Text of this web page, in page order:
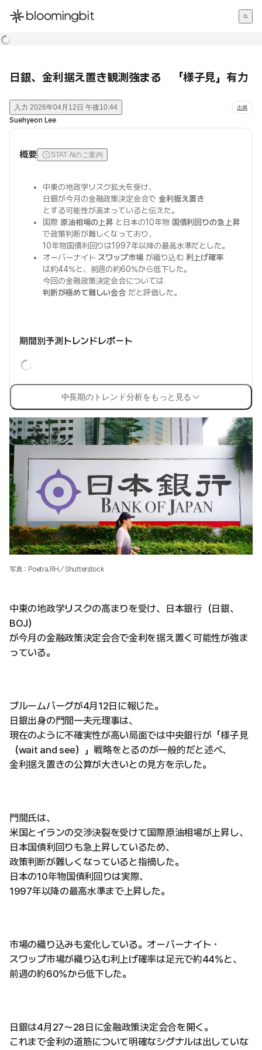
한국어
日銀、金利据え置き観測強まる 「様子見」有力
入力 2026年04月12日 午後10:44 出典
Suehyeon Lee
概要 STAT AIのご案内
中東の地政学リスク拡大を受け、
日銀が今月の金融政策決定会合で 金利据え置き
とする可能性が高まっていると伝えた。
国際 原油相場の上昇 と日本の10年物 国債利回りの急上昇
で政策判断が難しくなっており、
10年物国債利回りは1997年以降の最高水準だとした。
オーバーナイト スワップ市場 が織り込む 利上げ確率
は約44%と、前週の約60%から低下した。
今回の金融政策決定会合については
判断が極めて難しい会合 だと評価した。
期間別予測トレンドレポート
中長期のトレンド分析をもっと見る
写真：Poetra.RH／Shutterstock
中東の地政学リスクの高まりを受け、日本銀行（日銀、
BOJ）
が今月の金融政策決定会合で金利を据え置く可能性が強ま
っている。
ブルームバーグが4月12日に報じた。
日銀出身の門間一夫元理事は、
現在のように不確実性が高い局面では中央銀行が「様子見
（wait and see）」戦略をとるのが一般的だと述べ、
金利据え置きの公算が大きいとの見方を示した。
門間氏は、
米国とイランの交渉決裂を受けて国際原油相場が上昇し、
日本国債利回りも急上昇しているため、
政策判断が難しくなっていると指摘した。
日本の10年物国債利回りは実際、
1997年以降の最高水準まで上昇した。
市場の織り込みも変化している。オーバーナイト・
スワップ市場が織り込む利上げ確率は足元で約44%と、
前週の約60%から低下した。
日銀は4月27〜28日に金融政策決定会合を開く。
これまで金利の道筋について明確なシグナルは出していな